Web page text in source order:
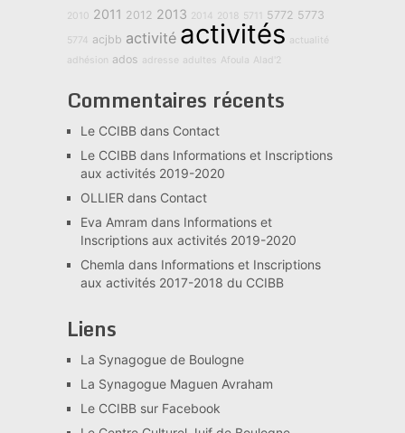
2010 2011 2012 2013 2014 2018 5711 5772 5773
5774 acjbb activité activités actualité
adhésion ados adresse adultes Afoula Alad'2
Commentaires récents
Le CCIBBdans Contact
Le CCIBBdans Informations et Inscriptions
aux activités 2019-2020
OLLIER dans Contact
Eva Amram dans Informations et
Inscriptions aux activités 2019-2020
Chemla dans Informations et Inscriptions
aux activités 2017-2018 du CCIBB
Liens
La Synagogue de Boulogne
La Synagogue Maguen Avraham
Le CCIBB sur Facebook